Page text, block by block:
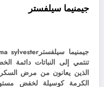
جيمنيما سيلفستر
جيمنيما سيلفستر
تنتمي إلى النباتات دائمة
الذين يعانون من مرض
الكرمة كوسيلة لخفض